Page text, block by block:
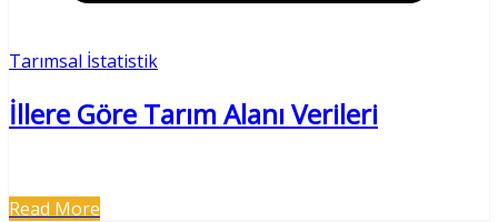
Tarımsal İstatistik
İllere Göre Tarım Alanı Verileri
Read More